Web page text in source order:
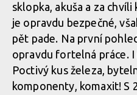
sklopka, akuša a za
je opravdu bezpečné,
pět pade. Na první
opravdu fortelná práce.
Poctivý kus železa,
komponenty, komaxit! S